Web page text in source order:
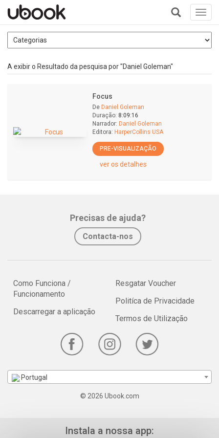
+
A exibir o Resultado da pesquisa por "Daniel Goleman"
Focus
De Daniel Goleman
Duração: 8:09:16
Narrador: Daniel Goleman
Editora: HarperCollins USA
PRE-VISUALIZAÇÃO
ver os detalhes
Precisas de ajuda?
Contacta-nos
Como Funciona /
Funcionamento
Descarregar a aplicação
Resgatar Voucher
Politíca de Privacidade
Termos de Utilização
Portugal
© 2026 Ubook.com
Instala a nossa app: